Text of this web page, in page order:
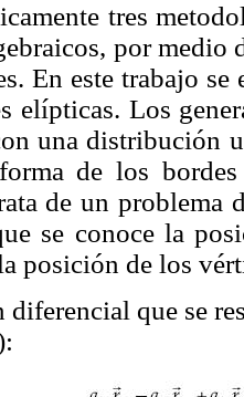
tres
por medio
En este trabajo se
elípticas. Los
una distribución
de los
de un problema
se conoce la
posición de los
diferencial que se